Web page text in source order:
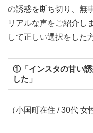
の誘惑を断ち切り、無
リアルな声をご紹介し
して正しい選択をした
①「インスタの甘い誘
した」
（小国町在住 / 30代 女